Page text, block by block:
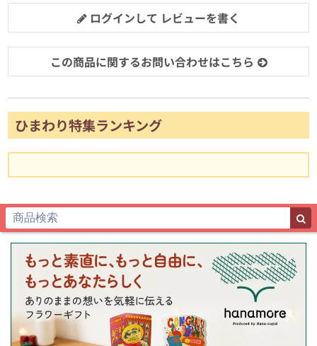
ログインして レビューを書く
この商品に関するお問い合わせはこちら
ひまわり特集ランキング